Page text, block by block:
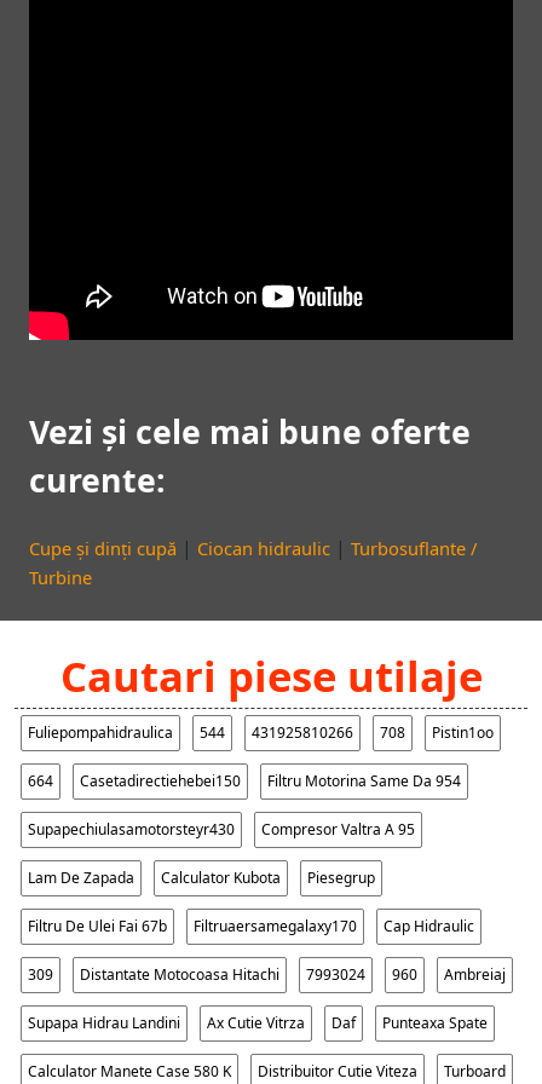
Vezi și cele mai bune oferte
curente:
Cupe și dinți cupă | Ciocan hidraulic | Turbosuflante /
Turbine
Cautari piese utilaje
Fuliepompahidraulica 544 431925810266 708 Pistin1oo
664 Casetadirectiehebei150 Filtru Motorina Same Da 954
Supapechiulasamotorsteyr430 Compresor Valtra A 95
Lam De Zapada Calculator Kubota Piesegrup
Filtru De Ulei Fai 67b Filtruaersamegalaxy170 Cap Hidraulic
309 Distantate Motocoasa Hitachi 7993024 960 Ambreiaj
Supapa Hidrau Landini Ax Cutie Vitrza Daf Punteaxa Spate
Calculator Manete Case 580 K Distribuitor Cutie Viteza Turboard